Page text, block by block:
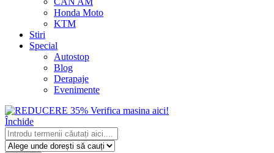
Honda Moto
KTM
Stiri
Special
Autostop
Blog
Derapaje
Evenimente
Închide